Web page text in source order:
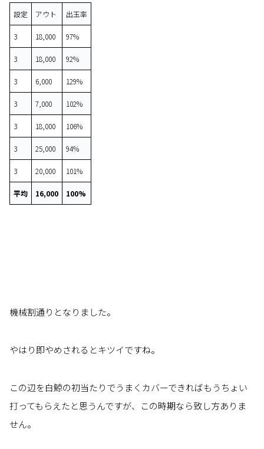
設定 アウト 出玉率
3 18,000 97%
3 18,000 92%
3 6,000 129%
3 7,000 102%
3 18,000 106%
3 25,000 94%
3 20,000 101%
平均 16,000 100%
機械割通りとなりました。
やはり即やめされるとキツイですね。
この辺を白鯨の初当たりでうまくカバーできればもうちょい
打ってもらえたと思うんですが、この時期なら致し方ありま
せん。